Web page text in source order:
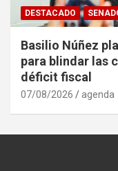
DESTACADO
Basilio Núñez
para blindar las
déficit fiscal
07/08/2026 agenda